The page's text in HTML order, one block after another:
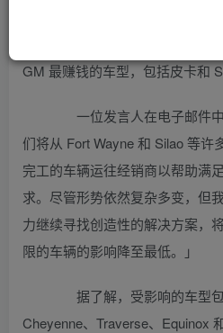
Spring Hill、密歇根州的 Lansing
另外四家工厂也将停工数周从而
GM 最赚钱的车型，包括皮卡和
一位发言人在电子邮件中
们将从 Fort Wayne 和 Silao 等许
完工的车辆运往经销商以帮助满
求。尽管形势依然复杂多变，但
力继续寻找创造性的解决方案，
限的车辆的影响降至最低。」
据了解，受影响的车型包
Cheyenne、Traverse、Equinox